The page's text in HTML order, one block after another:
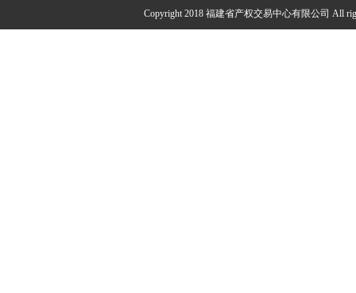
Copyright 2018 福建省产权交易中心有限公司 All